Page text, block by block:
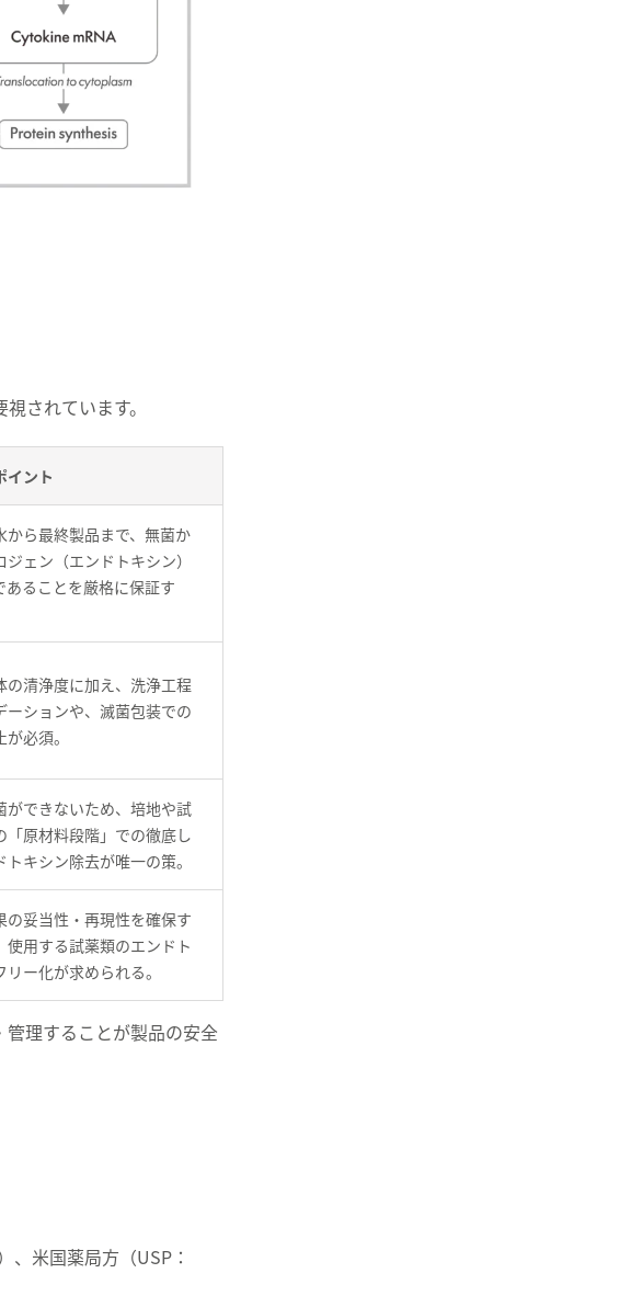
されています。
イント
から最終製品まで、無菌か
ジェン（エンドトキシン）
あることを厳格に保証す
の清浄度に加え、洗浄工程
ーションや、滅菌包装での
必須。
ができないため、培地や試
「原材料段階」での徹底し
トキシン除去が唯一の策。
の妥当性・再現性を確保す
使用する試薬類のエンドト
リー化が求められる。
理することが製品の安全
米国薬局方（USP：